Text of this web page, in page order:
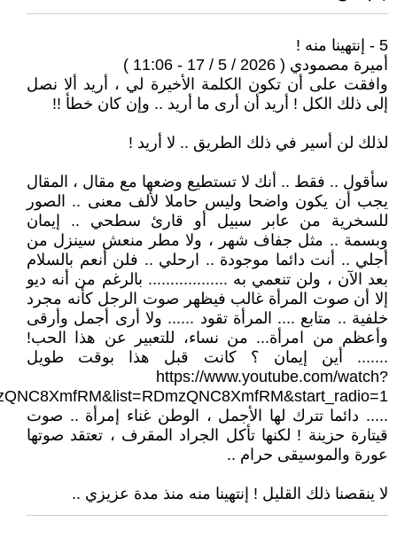
5 - إنتهينا منه !
أميرة مصمودي ( 2026 / 5 / 17 - 11:06 )
وافقت على أن تكون الكلمة الأخيرة لي ، أريد ألا نصل
إلى ذلك الكل ! أريد أن أرى ما أريد .. وإن كان خطأ !!
لذلك لن أسير في ذلك الطريق .. لا أريد !
سأقول .. فقط .. أنك لا تستطيع وضعها مع مقال ، المقال
يجب أن يكون واضحا وليس حاملا لألف معنى .. الصور
للسخرية من عابر سبيل أو قارئ سطحي .. إيمان
وبسمة .. مثل جفاف شهر ، ولا مطر منعش سينزل من
أجلي .. أنت دائما موجودة .. ارحلي .. فلن أنعم بالسلام
بعد الآن ، ولن تنعمي به .................. بالرغم من أنه ديو
إلا أن صوت المرأة غالب فيظهر صوت الرجل كأنه مجرد
خلفية .. متابع .... المرأة تقود ...... ولا أرى أجمل وأرقى
وأعظم من امرأة... من نساء، للتعبير عن هذا الحب!
....... أين إيمان ؟ كانت قبل هذا بوقت طويل
https://www.youtube.com/watch?
..... دائما تترك لها الأجمل ، الوطن غناء إمرأة .. صوت
قيتارة حزينة ! لكنها تأكل الجراد المقرف ، تعتقد صوتها
عورة والموسيقى حرام ..
لا ينقصنا ذلك القليل ! إنتهينا منه منذ مدة عزيزي ..